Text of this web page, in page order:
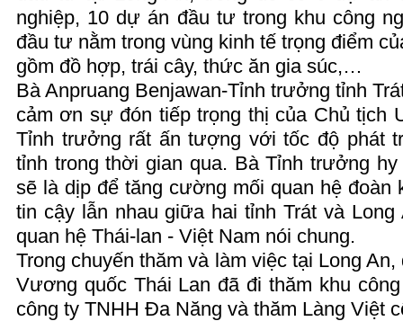
nghiệp, 10 dự án đầu tư trong khu công
đầu tư nằm trong vùng kinh tế trọng điểm
gồm đồ hợp, trái cây, thức ăn gia súc,…
Bà Anpruang Benjawan-Tỉnh trưởng tỉnh
cảm ơn sự đón tiếp trọng thị của Chủ tịch
Tỉnh trưởng rất ấn tượng với tốc độ phát
tỉnh trong thời gian qua. Bà Tỉnh trưởng
sẽ là dịp để tăng cường mối quan hệ đoàn
tin cậy lẫn nhau giữa hai tỉnh Trát và
quan hệ Thái-lan - Việt Nam nói chung.
Trong chuyến thăm và làm việc tại Long
Vương quốc Thái Lan đã đi thăm khu
công ty TNHH Đa Năng và thăm Làng Việt